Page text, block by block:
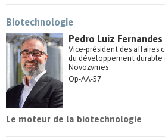
Biotechnologie
Pedro Luiz Fernandes
Vice-président des affaires
du développement durable
Novozymes
Op-AA-57
Le moteur de la biotechnologie